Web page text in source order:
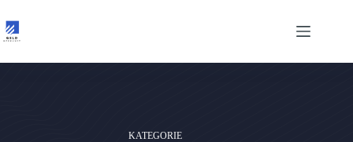
Inhalt
springen
KATEGORIE